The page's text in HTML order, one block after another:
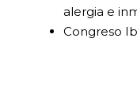
alergia e
Congreso